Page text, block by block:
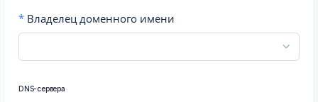
* Владелец доменного имени
DNS-сервера